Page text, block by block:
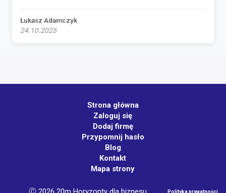
Łukasz Adamczyk
24.10.2025
Strona główna
Zaloguj się
Dodaj firmę
Przypomnij hasło
Blog
Kontakt
Mapa strony
Polityka prywatności